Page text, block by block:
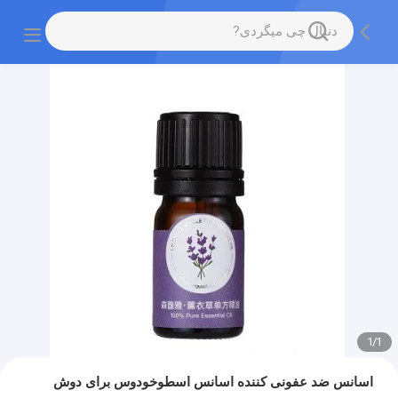
1
/
1
اسانس ضد عفونی کننده اسانس اسطوخودوس برای دوش